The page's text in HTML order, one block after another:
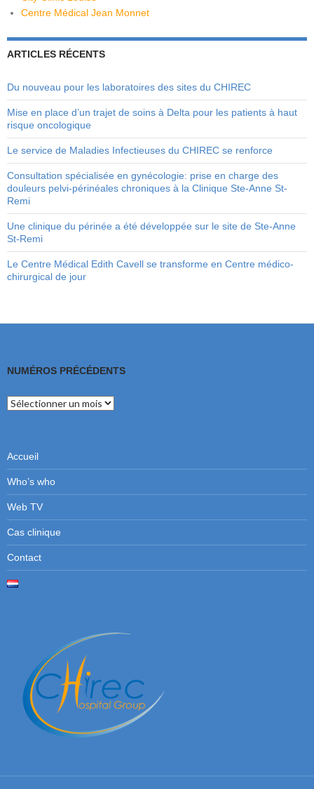
Centre Médical Jean Monnet
ARTICLES RÉCENTS
Du nouveau pour les laboratoires des sites du CHIREC
Mise en place d’un trajet de soins à Delta pour les patients à haut
risque oncologique
Le service de Maladies Infectieuses du CHIREC se renforce
Consultation spécialisée en gynécologie: prise en charge des
douleurs pelvi-périnéales chroniques à la Clinique Ste-Anne St-
Remi
Une clinique du périnée a été développée sur le site de Ste-Anne
St-Remi
Le Centre Médical Edith Cavell se transforme en Centre médico-
chirurgical de jour
NUMÉROS PRÉCÉDENTS
Numéros
précédents
Accueil
Who’s who
Web TV
Cas clinique
Contact